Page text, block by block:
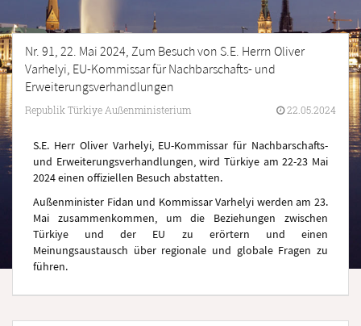
Nr. 91, 22. Mai 2024, Zum Besuch von S.E. Herrn Oliver
Varhelyi, EU-Kommissar für Nachbarschafts- und
Erweiterungsverhandlungen
Republik Türkiye Außenministerium 22.05.2024
S.E. Herr Oliver Varhelyi, EU-Kommissar für Nachbarschafts-
und Erweiterungsverhandlungen, wird Türkiye am 22-23 Mai
2024 einen offiziellen Besuch abstatten.
Außenminister Fidan und Kommissar Varhelyi werden am 23.
Mai zusammenkommen, um die Beziehungen zwischen
Türkiye und der EU zu erörtern und einen
Meinungsaustausch über regionale und globale Fragen zu
führen.